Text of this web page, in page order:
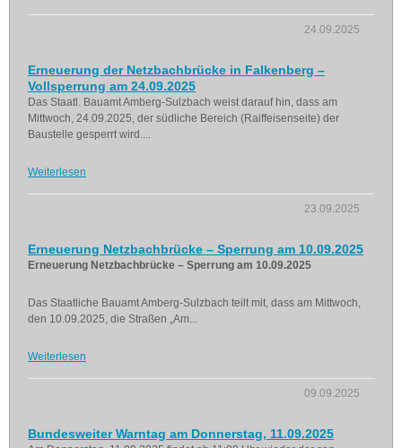
24.09.2025
Erneuerung der Netzbachbrücke in Falkenberg –
Vollsperrung am 24.09.2025
Das Staatl. Bauamt Amberg-Sulzbach weist darauf hin, dass am
Mittwoch, 24.09.2025, der südliche Bereich (Raiffeisenseite) der
Baustelle gesperrt wird....
Weiterlesen
23.09.2025
Erneuerung Netzbachbrücke – Sperrung am 10.09.2025
Erneuerung Netzbachbrücke – Sperrung am 10.09.2025
Das Staatliche Bauamt Amberg-Sulzbach teilt mit, dass am Mittwoch,
den 10.09.2025, die Straßen „Am...
Weiterlesen
09.09.2025
Bundesweiter Warntag am Donnerstag, 11.09.2025